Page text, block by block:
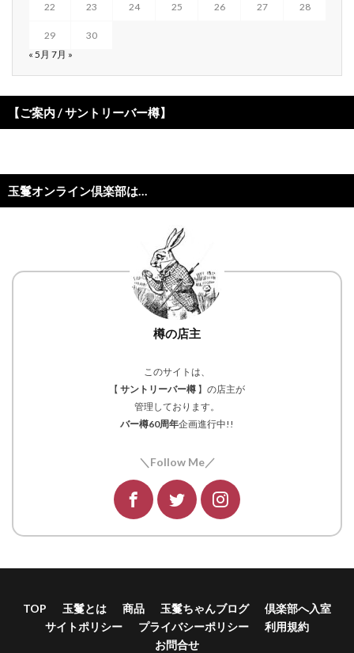
22 23 24 25 26 27 28
29
30
« 5月 7月 »
【ご案内 / サントリーバー樽】
玉鬘オンライン倶楽部は…
樽の店主
このサイトは、
【 サントリーバー樽 】の店主が
管理しております。
バー樽60周年企画進行中!!
＼Follow Me／
TOP 玉鬘とは 商品 玉鬘ちゃんブログ
倶楽部へ入室
サイトポリシー
プライバシーポリシー
利用規約
お問合せ